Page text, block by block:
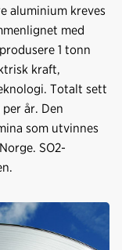
aluminium kreves
med
1 tonn
kraft,
Totalt sett
år. Den
som utvinnes
SO2-